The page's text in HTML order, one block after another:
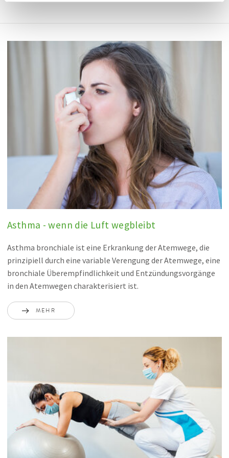
Asthma - wenn die Luft wegbleibt
Asthma bronchiale ist eine Erkrankung der Atemwege, die
prinzipiell durch eine variable Verengung der Atemwege, eine
bronchiale Überempfindlichkeit und Entzündungsvorgänge
in den Atemwegen charakterisiert ist.
MEHR